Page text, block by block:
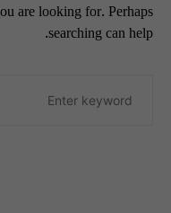
are looking for. Perhaps
searching can help.